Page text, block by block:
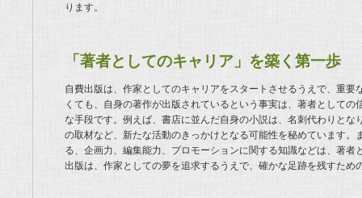
ります。
「著者としてのキャリア」を築く第一歩
自費出版は、作家としてのキャリアをスタートさせるうえで、重
くても、自身の著作が出版されているという事実は、著者として
な手段です。例えば、書店に並んだ自身の小説は、名刺代わりと
の取材など、新たな活動のきっかけとなる可能性を秘めています
る、企画力、編集能力、プロモーションに関する知識などは、著
出版は、作家としての夢を追求するうえで、確かな足跡を残すため